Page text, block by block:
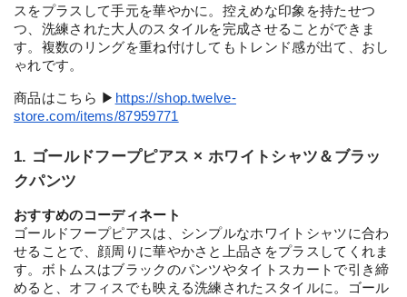
スをプラスして手元を華やかに。控えめな印象を持たせつ
つ、洗練された大人のスタイルを完成させることができま
す。複数のリングを重ね付けしてもトレンド感が出て、おし
ゃれです。
商品はこちら ▶︎ https://shop.twelve-
store.com/items/87959771
1. ゴールドフープピアス × ホワイトシャツ＆ブラッ
クパンツ
おすすめのコーディネート
ゴールドフープピアスは、シンプルなホワイトシャツに合わ
せることで、顔周りに華やかさと上品さをプラスしてくれま
す。ボトムスはブラックのパンツやタイトスカートで引き締
めると、オフィスでも映える洗練されたスタイルに。ゴール